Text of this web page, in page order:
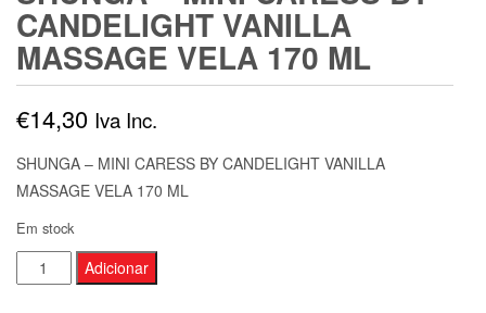
CANDELIGHT VANILLA
MASSAGE VELA 170 ML
€14,30 Iva Inc.
SHUNGA – MINI CARESS BY CANDELIGHT VANILLA
MASSAGE VELA 170 ML
Em stock
Quantidade
de
Adicionar